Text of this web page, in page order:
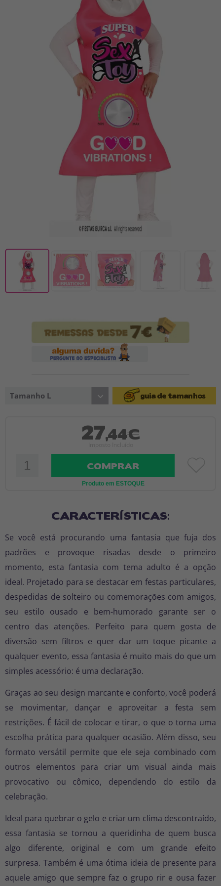
Vá em frente! Estávamos esperando por você.
CRIAR CONTA
Tamanho L guia de tamanhos
27,44€
COMPRAR
Produto em ESTOQUE
CARACTERÍSTICAS:
Se você está procurando uma fantasia que fuja dos
padrões e provoque risadas desde o primeiro
momento, esta fantasia com tema adulto é a opção
ideal. Projetado para se destacar em festas particulares,
despedidas de solteiro ou comemorações com amigos,
seu estilo ousado e bem-humorado garante ser o
centro das atenções. Perfeito para quem gosta de
diversão sem filtros e quer dar um toque picante a
qualquer evento, essa fantasia é muito mais do que um
simples acessório: é uma declaração.
Graças ao seu design marcante e conforto, você poderá
se movimentar, dançar e aproveitar a festa sem
restrições. É fácil de colocar e tirar, o que o torna uma
escolha prática para qualquer ocasião. Além disso, seu
formato versátil permite que ele seja combinado com
outros elementos para criar um visual ainda mais
provocativo ou cômico, dependendo do estilo da
celebração.
Ideal para quebrar o gelo e criar um clima descontraído,
essa fantasia se tornou a queridinha de quem busca
algo diferente, original e com um grande efeito
surpresa. Também é uma ótima ideia de presente para
aquele amigo que sempre faz o grupo rir e ousa fazer